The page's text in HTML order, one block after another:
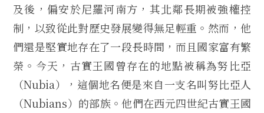
及後，偏安於尼羅河南方，其北鄰長期被強權控
制，以致從此對歷史發展變得無足輕重。然而，他
們還是堅實地存在了一段長時間，而且國家富有繁
榮。今天，古實王國曾存在的地點被稱為努比亞
（Nubia），這個地名便是來自一支名叫努比亞人
（Nubians）的部族。他們在西元四世紀古實王國